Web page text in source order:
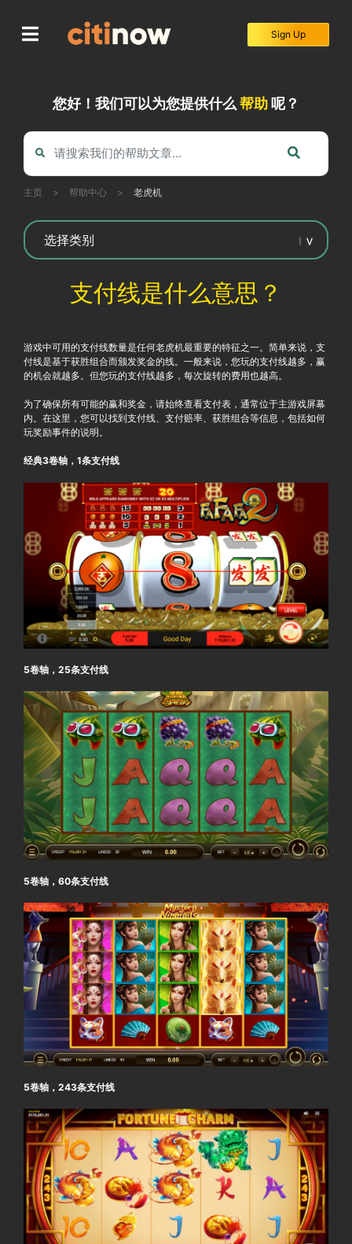
content
Sign Up
您好！我们可以为您提供什么 帮助呢？
主页 > 帮助中心 > 老虎机
支付线是什么意思？
游戏中可用的支付线数量是任何老虎机最重要的特征之一。简单来说，支
付线是基于获胜组合而颁发奖金的线。一般来说，您玩的支付线越多，赢
的机会就越多。但您玩的支付线越多，每次旋转的费用也越高。
为了确保所有可能的赢和奖金，请始终查看支付表，通常位于主游戏屏幕
内。在这里，您可以找到支付线、支付赔率、获胜组合等信息，包括如何
玩奖励事件的说明。
经典3卷轴，1条支付线
5卷轴，25条支付线
5卷轴，60条支付线
5卷轴，243条支付线